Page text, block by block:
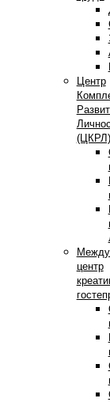
Центр
(ЦКРЛ)
центр